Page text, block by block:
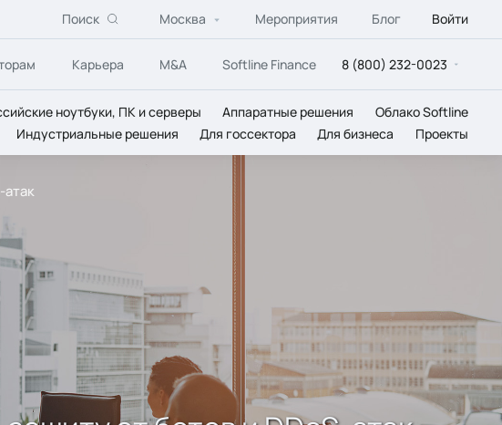
Поиск Москва Мероприятия Блог Войти
Карьера M&A Softline Finance 8 (800) 232-0023
ноутбуки, ПК и серверы Аппаратные решения
Облако Softline
Индустриальные решения Для госсектора Для бизнеса Проекты